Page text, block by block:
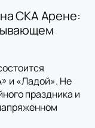
СКА Арене:
и «Ладой». Не
праздника и